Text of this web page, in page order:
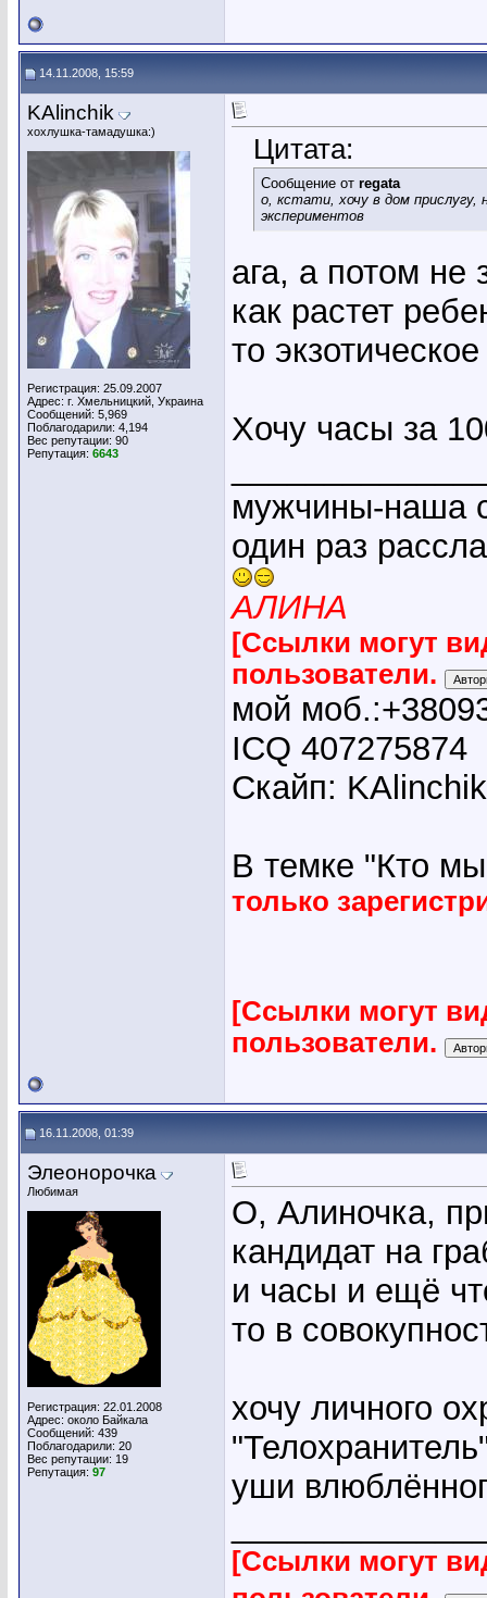
14.11.2008, 15:59
KAlinchik
хохлушка-тамадушка:)
Регистрация: 25.09.2007
Адрес: г. Хмельницкий, Украина
Сообщений: 5,969
Поблагодарили: 4,194
Вес репутации: 90
Репутация: 6643
Цитата:
Сообщение от regata
о, кстати, хочу в дом
экспериментов
ага, а потом не
как растет
то
Хочу часы за
мужчины-наша
один раз
АЛИНА
[Ссылки могут
пользователи.
мой
ICQ 407275874
Скайп:
В темке "Кто
только
[Ссылки могут
пользователи.
16.11.2008, 01:39
Элеонорочка
Любимая
Регистрация: 22.01.2008
Адрес: около Байкала
Сообщений: 439
Поблагодарили: 20
Вес репутации: 19
Репутация: 97
О, Алиночка,
кандидат на
и часы и ещё
то в
хочу личного
уши
[Ссылки могут